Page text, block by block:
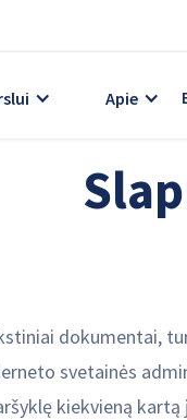
Apie
dokumentai,
svetainės
kiekvieną